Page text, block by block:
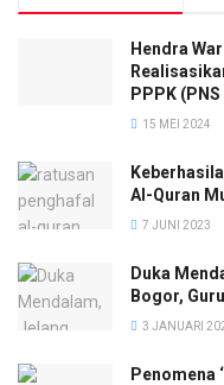
Hendra
PPPK
15 MEI 2024
Al-Quran
7 JUNI 2023
Duka
Bogor,
3 JANUARI
Penomena